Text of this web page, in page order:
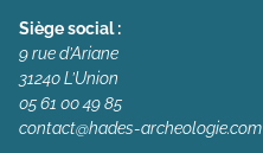
Siège social :
9 rue d’Ariane
31240 L’Union
05 61 00 49 85
contact@hades-archeologie.com